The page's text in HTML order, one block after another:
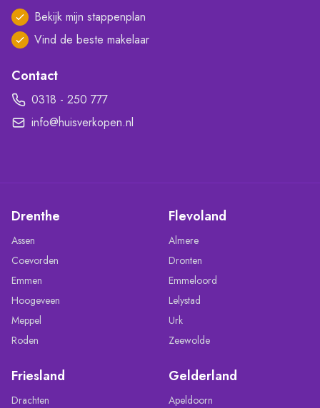
Bekijk mijn stappenplan
Vind de beste makelaar
Contact
0318 - 250 777
info@huisverkopen.nl
Drenthe
Assen
Coevorden
Emmen
Hoogeveen
Meppel
Roden
Flevoland
Almere
Dronten
Emmeloord
Lelystad
Urk
Zeewolde
Friesland
Drachten
Gelderland
Apeldoorn